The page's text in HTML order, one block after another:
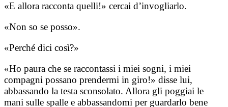
«E allora racconta quelli!» cercai d’invogliarlo.
«Non so se posso».
«Perché dici così?»
«Ho paura che se raccontassi i miei sogni, i miei
compagni possano prendermi in giro!» disse lui,
abbassando la testa sconsolato. Allora gli poggiai le
mani sulle spalle e abbassandomi per guardarlo bene